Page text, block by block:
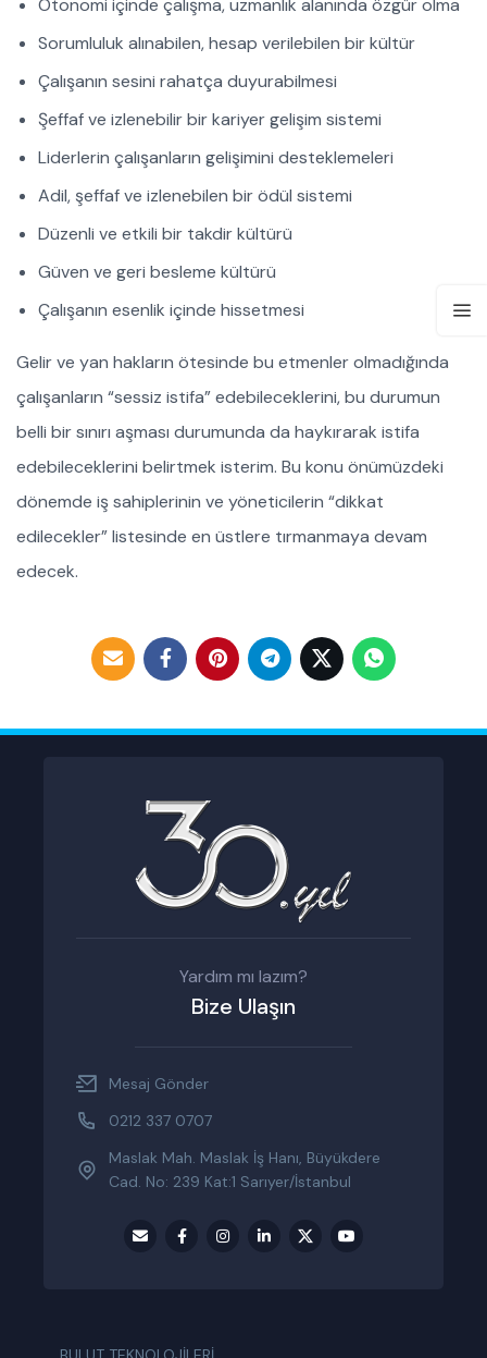
Otonomi içinde çalışma, uzmanlık alanında özgür olma
Sorumluluk alınabilen, hesap verilebilen bir kültür
Çalışanın sesini rahatça duyurabilmesi
Şeffaf ve izlenebilir bir kariyer gelişim sistemi
Liderlerin çalışanların gelişimini desteklemeleri
Adil, şeffaf ve izlenebilen bir ödül sistemi
Düzenli ve etkili bir takdir kültürü
Güven ve geri besleme kültürü
Çalışanın esenlik içinde hissetmesi
Gelir ve yan hakların ötesinde bu etmenler olmadığında
çalışanların “sessiz istifa” edebileceklerini, bu durumun
belli bir sınırı aşması durumunda da haykırarak istifa
edebileceklerini belirtmek isterim. Bu konu önümüzdeki
dönemde iş sahiplerinin ve yöneticilerin “dikkat
edilecekler” listesinde en üstlere tırmanmaya devam
edecek.
Yardım mı lazım?
Bize Ulaşın
Mesaj Gönder
0212 337 0707
Maslak Mah. Maslak İş Hanı, Büyükdere
Cad. No: 239 Kat:1 Sarıyer/İstanbul